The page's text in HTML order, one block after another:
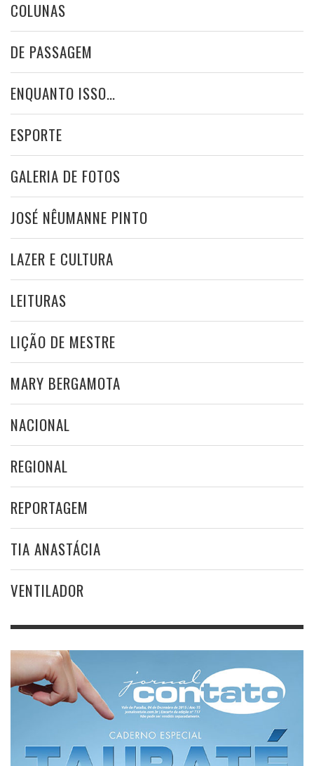
COLUNAS
DE PASSAGEM
ENQUANTO ISSO…
ESPORTE
GALERIA DE FOTOS
JOSÉ NÊUMANNE PINTO
LAZER E CULTURA
LEITURAS
LIÇÃO DE MESTRE
MARY BERGAMOTA
NACIONAL
REGIONAL
REPORTAGEM
TIA ANASTÁCIA
VENTILADOR